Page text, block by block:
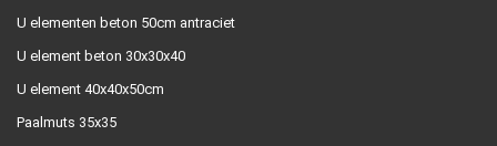
U elementen beton 50cm antraciet
U element beton 30x30x40
U element 40x40x50cm
Paalmuts 35x35